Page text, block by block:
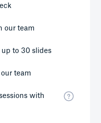
our team
up to 30 slides
team
with